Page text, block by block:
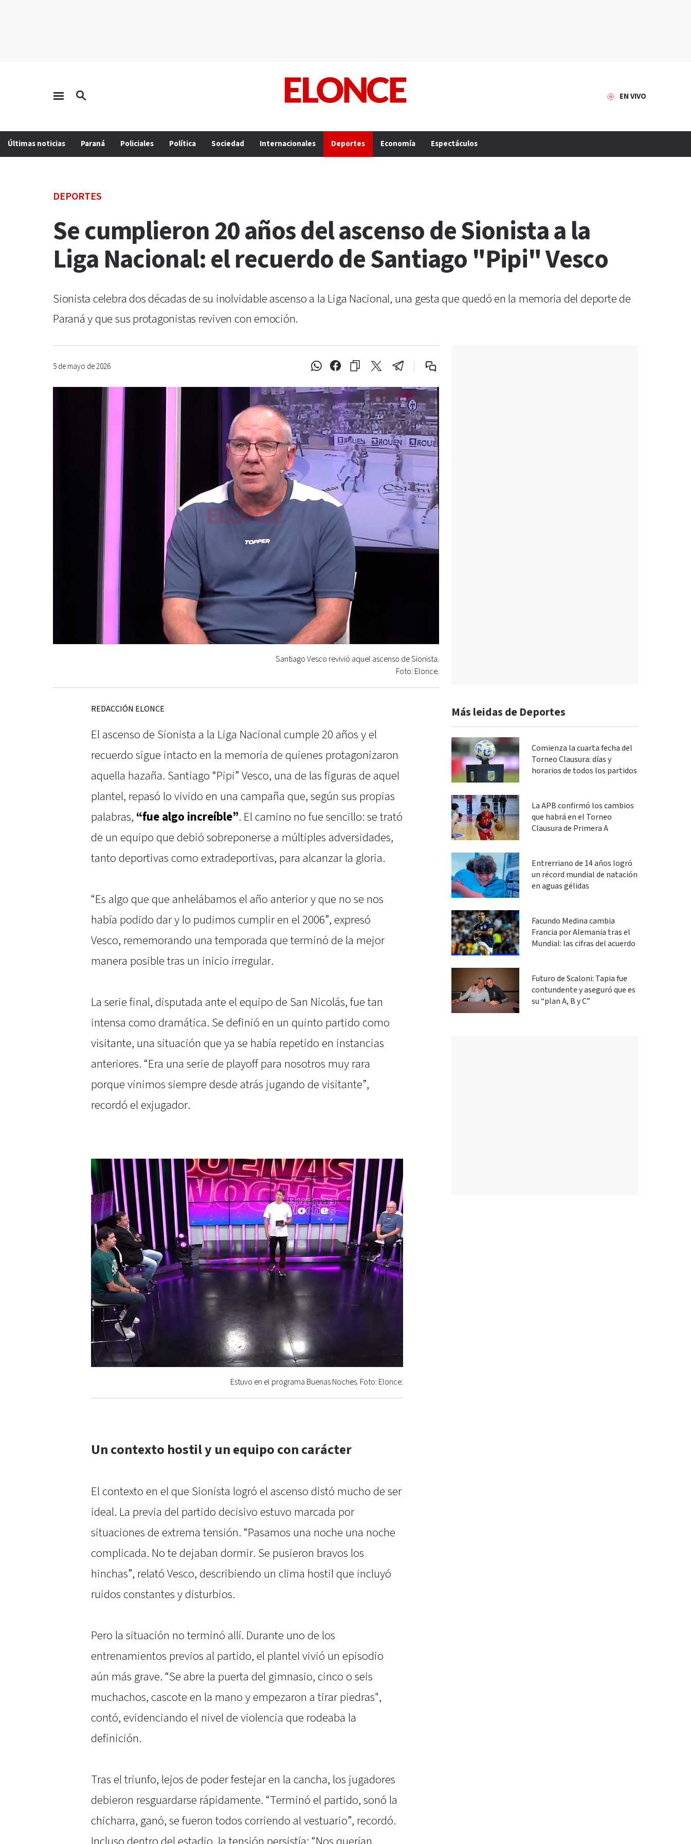
EN VIVO
Últimas noticias Paraná Policiales Política Sociedad Internacionales Deportes Economía Espectáculos
DEPORTES
Se cumplieron 20 años del ascenso de Sionista a la
Liga Nacional: el recuerdo de Santiago "Pipi" Vesco
Sionista celebra dos décadas de su inolvidable ascenso a la Liga Nacional, una gesta que quedó en la memoria del deporte de
Paraná y que sus protagonistas reviven con emoción.
5 de mayo de 2026
Santiago Vesco revivió aquel ascenso de Sionista.
Foto: Elonce.
REDACCIÓN ELONCE
El ascenso de Sionista a la Liga Nacional cumple 20 años y el
recuerdo sigue intacto en la memoria de quienes protagonizaron
aquella hazaña. Santiago “Pipi” Vesco, una de las figuras de aquel
plantel, repasó lo vivido en una campaña que, según sus propias
palabras, “fue algo increíble”. El camino no fue sencillo: se trató
de un equipo que debió sobreponerse a múltiples adversidades,
tanto deportivas como extradeportivas, para alcanzar la gloria.
“Es algo que que anhelábamos el año anterior y que no se nos
había podido dar y lo pudimos cumplir en el 2006”, expresó
Vesco, rememorando una temporada que terminó de la mejor
manera posible tras un inicio irregular.
La serie final, disputada ante el equipo de San Nicolás, fue tan
intensa como dramática. Se definió en un quinto partido como
visitante, una situación que ya se había repetido en instancias
anteriores. “Era una serie de playoff para nosotros muy rara
porque vinimos siempre desde atrás jugando de visitante”,
recordó el exjugador.
Estuvo en el programa Buenas Noches. Foto: Elonce.
Un contexto hostil y un equipo con carácter
El contexto en el que Sionista logró el ascenso distó mucho de ser
ideal. La previa del partido decisivo estuvo marcada por
situaciones de extrema tensión. “Pasamos una noche una noche
complicada. No te dejaban dormir. Se pusieron bravos los
hinchas”, relató Vesco, describiendo un clima hostil que incluyó
ruidos constantes y disturbios.
Pero la situación no terminó allí. Durante uno de los
entrenamientos previos al partido, el plantel vivió un episodio
aún más grave. “Se abre la puerta del gimnasio, cinco o seis
muchachos, cascote en la mano y empezaron a tirar piedras",
contó, evidenciando el nivel de violencia que rodeaba la
definición.
Tras el triunfo, lejos de poder festejar en la cancha, los jugadores
debieron resguardarse rápidamente. “Terminó el partido, sonó la
chicharra, ganó, se fueron todos corriendo al vestuario”, recordó.
Más leidas de Deportes
Comienza la cuarta fecha del
Torneo Clausura: días y
horarios de todos los partidos
La APB confirmó los cambios
que habrá en el Torneo
Clausura de Primera A
Entrerriano de 14 años logró
un récord mundial de natación
en aguas gélidas
Facundo Medina cambia
Francia por Alemania tras el
Mundial: las cifras del acuerdo
Futuro de Scaloni: Tapia fue
contundente y aseguró que es
su “plan A, B y C”